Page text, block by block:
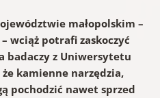
małopolskim –
wciąż potrafi zaskoczyć
badaczy z Uniwersytetu
że kamienne narzędzia,
pochodzić nawet sprzed